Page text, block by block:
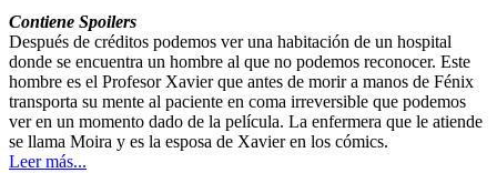
Contiene Spoilers
Después de créditos podemos ver una habitación de un hospital
donde se encuentra un hombre al que no podemos reconocer. Este
hombre es el Profesor Xavier que antes de morir a manos de Fénix
transporta su mente al paciente en coma irreversible que podemos
ver en un momento dado de la película. La enfermera que le atiende
se llama Moira y es la esposa de Xavier en los cómics.
Leer más...